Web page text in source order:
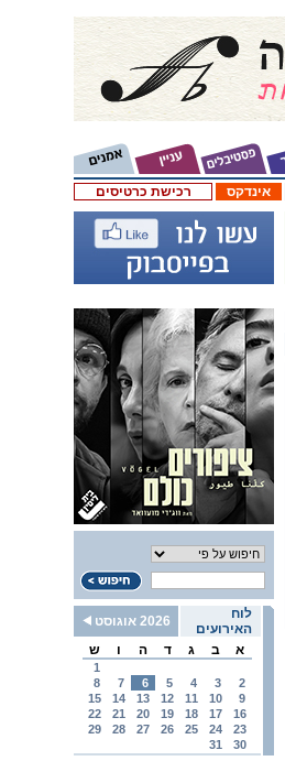
רכישת כרטיסים אינדקס
לוח
האירועים
2026 אוגוסט
א
ב ג ד ה ו ש
1
2
3
4
5
6
7
8
9
10
11
12
13
14
15
16
17
18
19
20
21
22
23
24
25
26
27
28
29
30
31